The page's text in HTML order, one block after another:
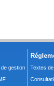
gestion
Textes